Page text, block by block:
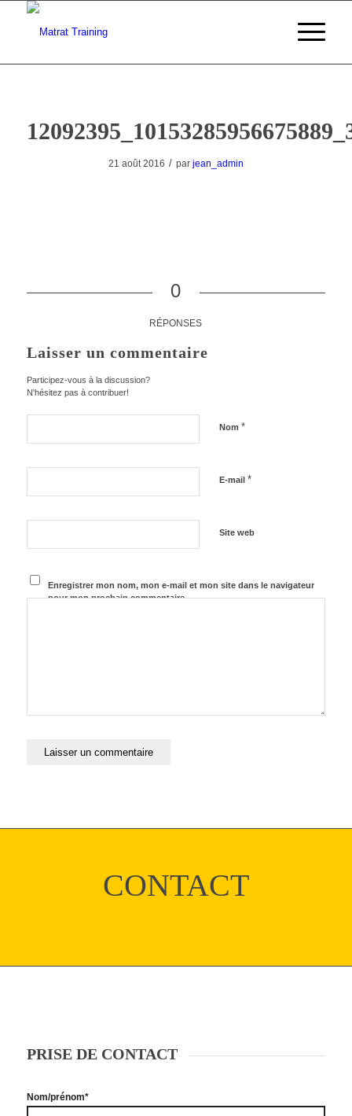
21 août 2016 / par jean_admin
0
RÉPONSES
Laisser un commentaire
Participez-vous à la discussion?
N'hésitez pas à contribuer!
Nom *
E-mail *
Site web
Enregistrer mon nom, mon e-mail et mon site dans le navigateur
pour mon prochain commentaire.
CONTACT
PRISE DE CONTACT
Nom/prénom*